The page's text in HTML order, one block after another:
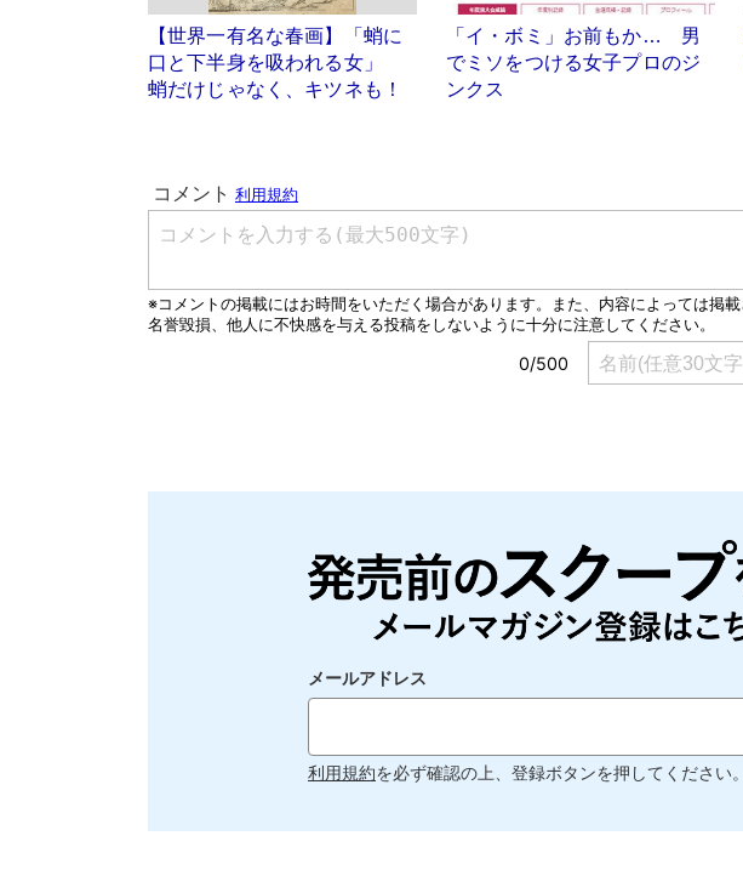
【世界一有名な春画】「蛸に
口と下半身を吸われる女」
蛸だけじゃなく、キツネも！
「イ・ボミ」お前もか… 男
でミソをつける女子プロのジ
ンクス
メールアドレス
利用規約を必ず確認の上、登録ボタンを押してください。